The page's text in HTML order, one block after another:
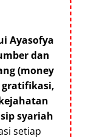
Ayasofya
dan
(money
syariah
setiap